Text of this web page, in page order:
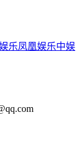
乐凤凰娱乐中娱